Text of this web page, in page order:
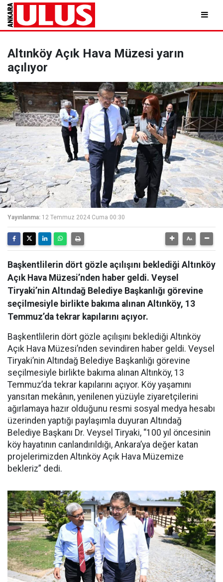
Altınköy Açık Hava Müzesi yarın
açılıyor
Yayınlanma: 12 Temmuz 2024 Cuma 00:30
Başkentlilerin dört gözle açılışını beklediği Altınköy
Açık Hava Müzesi’nden haber geldi. Veysel
Tiryaki’nin Altındağ Belediye Başkanlığı görevine
seçilmesiyle birlikte bakıma alınan Altınköy, 13
Temmuz’da tekrar kapılarını açıyor.
Başkentlilerin dört gözle açılışını beklediği Altınköy
Açık Hava Müzesi’nden sevindiren haber geldi. Veysel
Tiryaki’nin Altındağ Belediye Başkanlığı görevine
seçilmesiyle birlikte bakıma alınan Altınköy, 13
Temmuz’da tekrar kapılarını açıyor. Köy yaşamını
yansıtan mekânın, yenilenen yüzüyle ziyaretçilerini
ağırlamaya hazır olduğunu resmi sosyal medya hesabı
üzerinden yaptığı paylaşımla duyuran Altındağ
Belediye Başkanı Dr. Veysel Tiryaki, “100 yıl öncesinin
köy hayatının canlandırıldığı, Ankara’ya değer katan
projelerimizden Altınköy Açık Hava Müzemize
bekleriz” dedi.